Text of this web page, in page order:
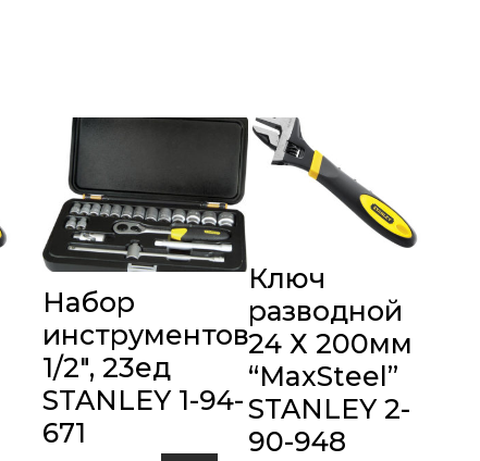
Набор
инструментов
1/2″, 23ед
STANLEY 1-94-
671
Ключ
разводной
24 Х 200мм
“MaxSteel”
STANLEY 2-
90-948